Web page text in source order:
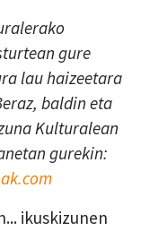
gure
lau haizeetara
baldin eta
Kulturalean
gurekin:
ikuskizunen